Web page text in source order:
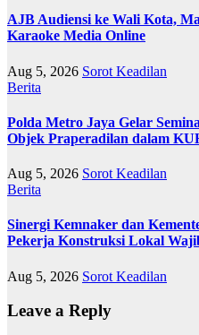
AJB Audiensi ke Wali Kota,
Karaoke Media Online
Aug 5, 2026 Sorot Keadilan
Berita
Polda Metro Jaya Gelar
Objek Praperadilan dalam
Aug 5, 2026 Sorot Keadilan
Berita
Sinergi Kemnaker dan
Pekerja Konstruksi Lokal
Aug 5, 2026 Sorot Keadilan
Leave a Reply